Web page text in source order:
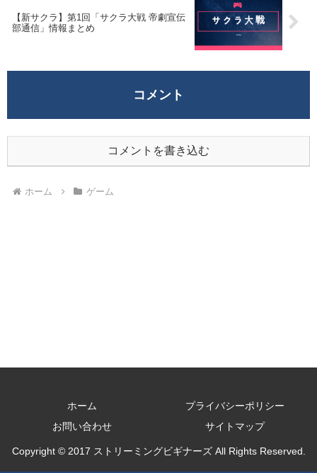
【新サクラ】第1回「サクラ大戦 帝劇宣伝
部通信」情報まとめ
コメント
コメントを書き込む
ホーム ゲーム
ホーム
プライバシーポリシー
お問い合わせ
サイトマップ
Copyright © 2017 ストリーミングビギナーズ All Rights Reserved.